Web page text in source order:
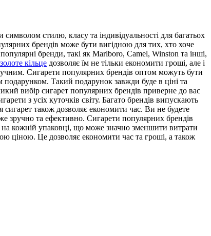
стилю, класу та індивідуальності для багатьох
брендів може бути вигідною для тих, хто хоче
бренди, такі як Marlboro, Camel, Winston та інші,
кільце дозволяє їм не тільки економити гроші, але і
Сигарети популярних брендів оптом можуть бути
Такий подарунок завжди буде в ціні та
вибір сигарет популярних брендів приверне до вас
з усіх куточків світу. Багато брендів випускають
сигарет також дозволяє економити час. Ви не будете
зручно та ефективно. Сигарети популярних брендів
на кожній упаковці, що може значно зменшити витрати
ціною. Це дозволяє економити час та гроші, а також